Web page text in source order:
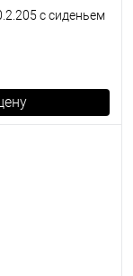
с сиденьем